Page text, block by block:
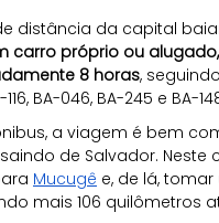
distância da capital
carro próprio ou
8 horas,
BA-046, BA-245 e BA-
a viagem é bem
de Salvador. Neste
Mucugê e, de lá,
mais 106 quilômetros